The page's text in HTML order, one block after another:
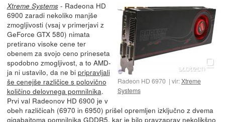
Radeon HD 6970 vir:Xtreme
Systems
Xtreme Systems- Radeona HD
6900 zaradi nekoliko manjše
zmogljivosti (vsaj v primerjavi z
GeForce GTX 580) nimata
pretirano visoke cene ter
obenem za svojo ceno prineseta
spodobno zmogljivost, a to AMD-
ja ni ustavilo, da ne bi pripravljali
še cenejše različice s polovično
količino delovnega pomnilnika.
Prvi val Radeonov HD 6900 je v
obeh različicah (6970 in 6950) prišel opremljen izključno z dvema
gigabajtoma pomnilnika GDDR5, kar je bilo pravzaprav nekolikšno